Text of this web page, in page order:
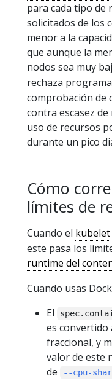
para cada tipo de
solicitados de los
menor a la
que aunque la
nodos sea muy
rechaza
comprobación de
contra escasez
uso de recursos
durante un pico
Cómo
límites de
Cuando el kubelet
este pasa los
runtime del
Cuando usas
El
es convertido
fraccional, y
valor de este
de
--cpu-